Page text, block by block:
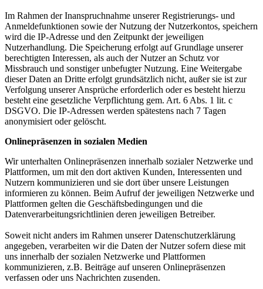
Im Rahmen der Inanspruchnahme unserer Registrierungs- und
Anmeldefunktionen sowie der Nutzung der Nutzerkontos, speichern
wird die IP-Adresse und den Zeitpunkt der jeweiligen
Nutzerhandlung. Die Speicherung erfolgt auf Grundlage unserer
berechtigten Interessen, als auch der Nutzer an Schutz vor
Missbrauch und sonstiger unbefugter Nutzung. Eine Weitergabe
dieser Daten an Dritte erfolgt grundsätzlich nicht, außer sie ist zur
Verfolgung unserer Ansprüche erforderlich oder es besteht hierzu
besteht eine gesetzliche Verpflichtung gem. Art. 6 Abs. 1 lit. c
DSGVO. Die IP-Adressen werden spätestens nach 7 Tagen
anonymisiert oder gelöscht.
Onlinepräsenzen in sozialen Medien
Wir unterhalten Onlinepräsenzen innerhalb sozialer Netzwerke und
Plattformen, um mit den dort aktiven Kunden, Interessenten und
Nutzern kommunizieren und sie dort über unsere Leistungen
informieren zu können. Beim Aufruf der jeweiligen Netzwerke und
Plattformen gelten die Geschäftsbedingungen und die
Datenverarbeitungsrichtlinien deren jeweiligen Betreiber.
Soweit nicht anders im Rahmen unserer Datenschutzerklärung
angegeben, verarbeiten wir die Daten der Nutzer sofern diese mit
uns innerhalb der sozialen Netzwerke und Plattformen
kommunizieren, z.B. Beiträge auf unseren Onlinepräsenzen
verfassen oder uns Nachrichten zusenden.